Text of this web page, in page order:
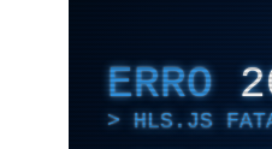
ERRO
HLS.JS